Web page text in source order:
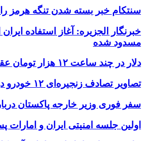
سنتکام خبر بسته شدن تنگه هرمز
خبرنگار الجزیره: آغاز استفاده ایران
مسدود شده
دلار در چند ساعت ۱۲ هزار تومان عقب‌نشینی کرد
تصاویر تصادف زنجیره‌ای ۱۲ خودرو در تهران
سفر فوری وزیر خارجه پاکستان
اولین جلسه امنیتی ایران و